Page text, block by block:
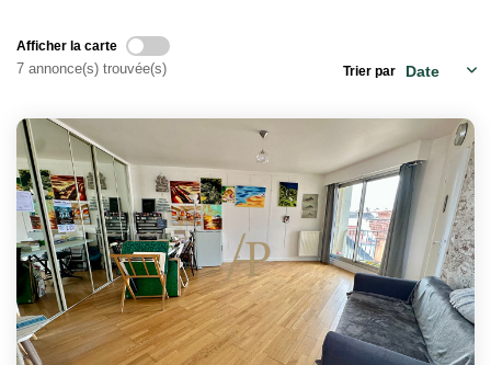
Barème Des Honoraires
NOS BIENS VENDUS
CONTACT
EN
Afficher la carte
7 annonce(s) trouvée(s) Trier par